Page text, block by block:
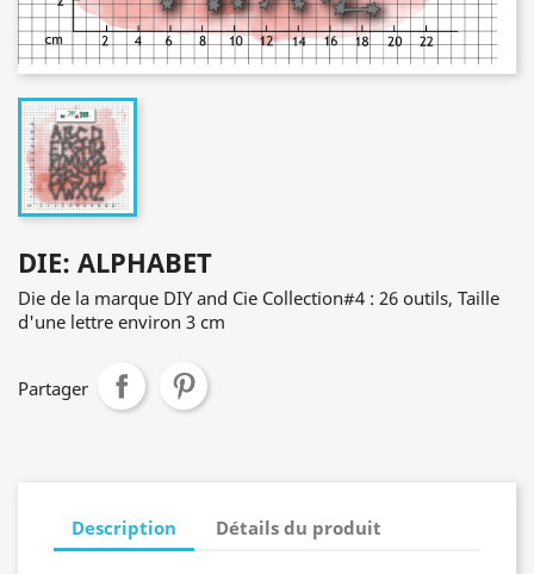
DIE: ALPHABET
Die de la marque DIY and Cie Collection#4 : 26 outils, Taille
d'une lettre environ 3 cm
Partager
Description Détails du produit